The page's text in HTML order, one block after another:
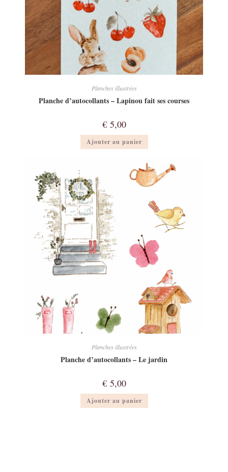
Planches illustrées
Planche d’autocollants – Lapinou fait ses courses
€5,00
Ajouter au panier
Planches illustrées
Planche d’autocollants – Le jardin
€5,00
Ajouter au panier